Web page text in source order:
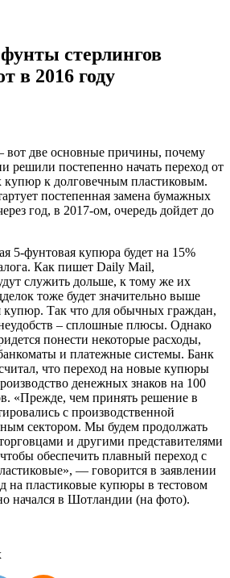
стерлингов
в 2016 году
вот две основные причины, почему
решили постепенно начать переход от
к долговечным пластиковым.
постепенная замена бумажных
год, в 2017-ом, очередь дойдет до
5-фунтовая купюра будет на 15%
Как пишет Daily Mail,
служить дольше, к тому же их
тоже будет значительно выше
Так что для обычных граждан,
– сплошные плюсы. Однако
понести некоторые расходы,
и платежные системы. Банк
что переход на новые купюры
денежных знаков на 100
«Прежде, чем принять решение в
с производственной
сектором. Мы будем продолжать
и другими представителями
обеспечить плавный переход с
— говорится в заявлении
на пластиковые купюры в тестовом
начался в Шотландии (на фото).